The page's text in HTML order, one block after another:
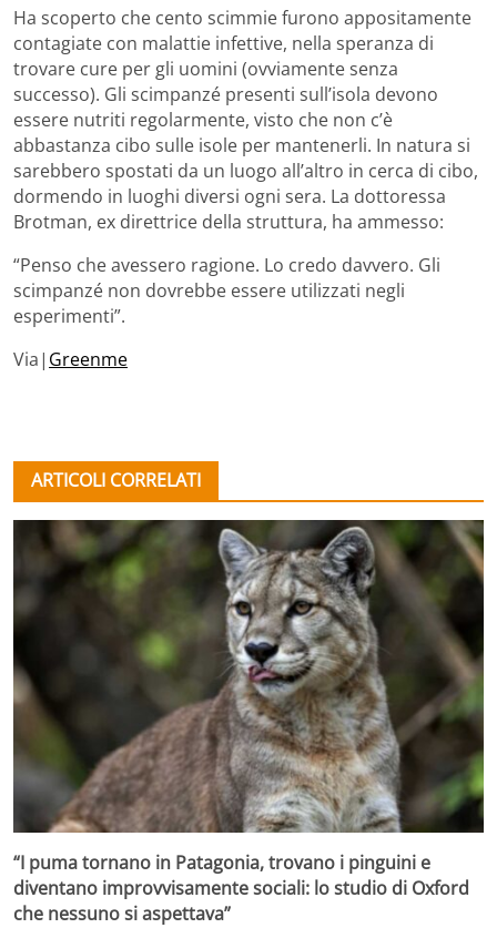
Ha scoperto che cento scimmie furono appositamente
contagiate con malattie infettive, nella speranza di
trovare cure per gli uomini (ovviamente senza
successo). Gli scimpanzé presenti sull’isola devono
essere nutriti regolarmente, visto che non c’è
abbastanza cibo sulle isole per mantenerli. In natura si
sarebbero spostati da un luogo all’altro in cerca di cibo,
dormendo in luoghi diversi ogni sera. La dottoressa
Brotman, ex direttrice della struttura, ha ammesso:
“Penso che avessero ragione. Lo credo davvero. Gli
scimpanzé non dovrebbe essere utilizzati negli
esperimenti”.
Via| Greenme
ARTICOLI CORRELATI
“I puma tornano in Patagonia, trovano i pinguini e
diventano improvvisamente sociali: lo studio di Oxford
che nessuno si aspettava”